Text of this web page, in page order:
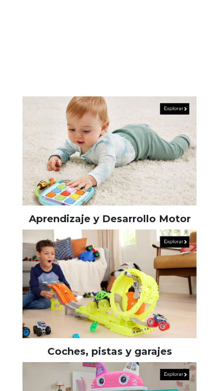
Aprendizaje y Desarrollo Motor
Coches, pistas y garajes